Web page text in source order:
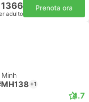
1366
adulto
Prenota ora
+1
4.7